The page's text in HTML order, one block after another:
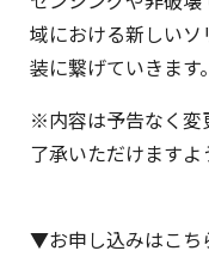
域における新しい
装に繋げていきます。
※内容は予告なく変
了承いただけますよ
▼お申し込みはこち